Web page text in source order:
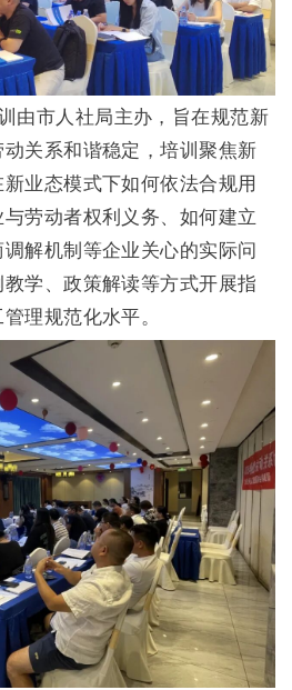
由市人社局主办，旨在规范新
关系和谐稳定，培训聚焦新
业态模式下如何依法合规用
劳动者权利义务、如何建立
解机制等企业关心的实际问
学、政策解读等方式开展指
理规范化水平。